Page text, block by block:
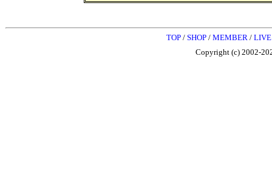
TOP / SHOP / MEMBER / LIVE
Copyright (c) 2002-